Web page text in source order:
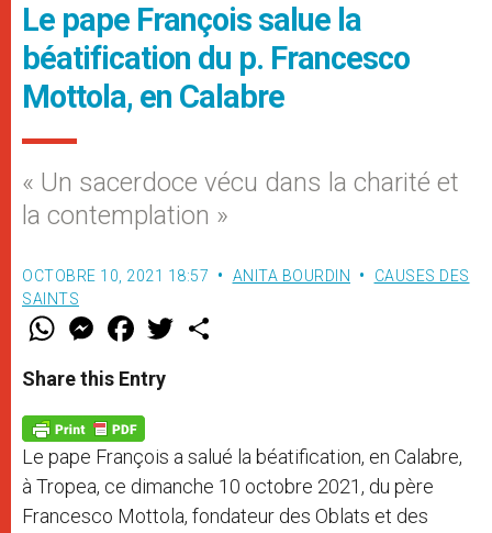
Le pape François salue la
béatification du p. Francesco
Mottola, en Calabre
« Un sacerdoce vécu dans la charité et
la contemplation »
OCTOBRE 10, 2021 18:57 ANITA BOURDIN
CAUSES DES
SAINTS
W
t
s
p
p
M
e
s
e
g
e
r
F
a
e
b
o
k
w
Share this Entry
Le pape François a salué la béatification, en Calabre,
à Tropea, ce dimanche 10 octobre 2021, du père
Francesco Mottola, fondateur des Oblats et des